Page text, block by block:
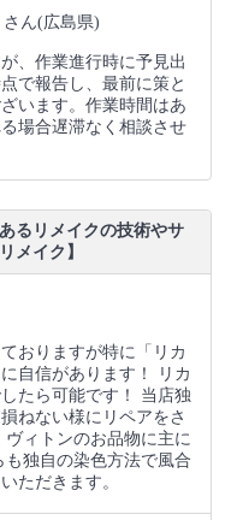
さん(広島県)
、作業進行時に予見出
で報告し、最前に策と
います。作業時間はあ
場合遅滞なく相談させ
るリメイクの技術やサ
メイク】
おりますが特に「リカ
自信があります！ リカ
たら可能です！ 当店独
ねない様にリペアをさ
ィトンのお品物に主に
独自の染色方法で風合
ただきます。